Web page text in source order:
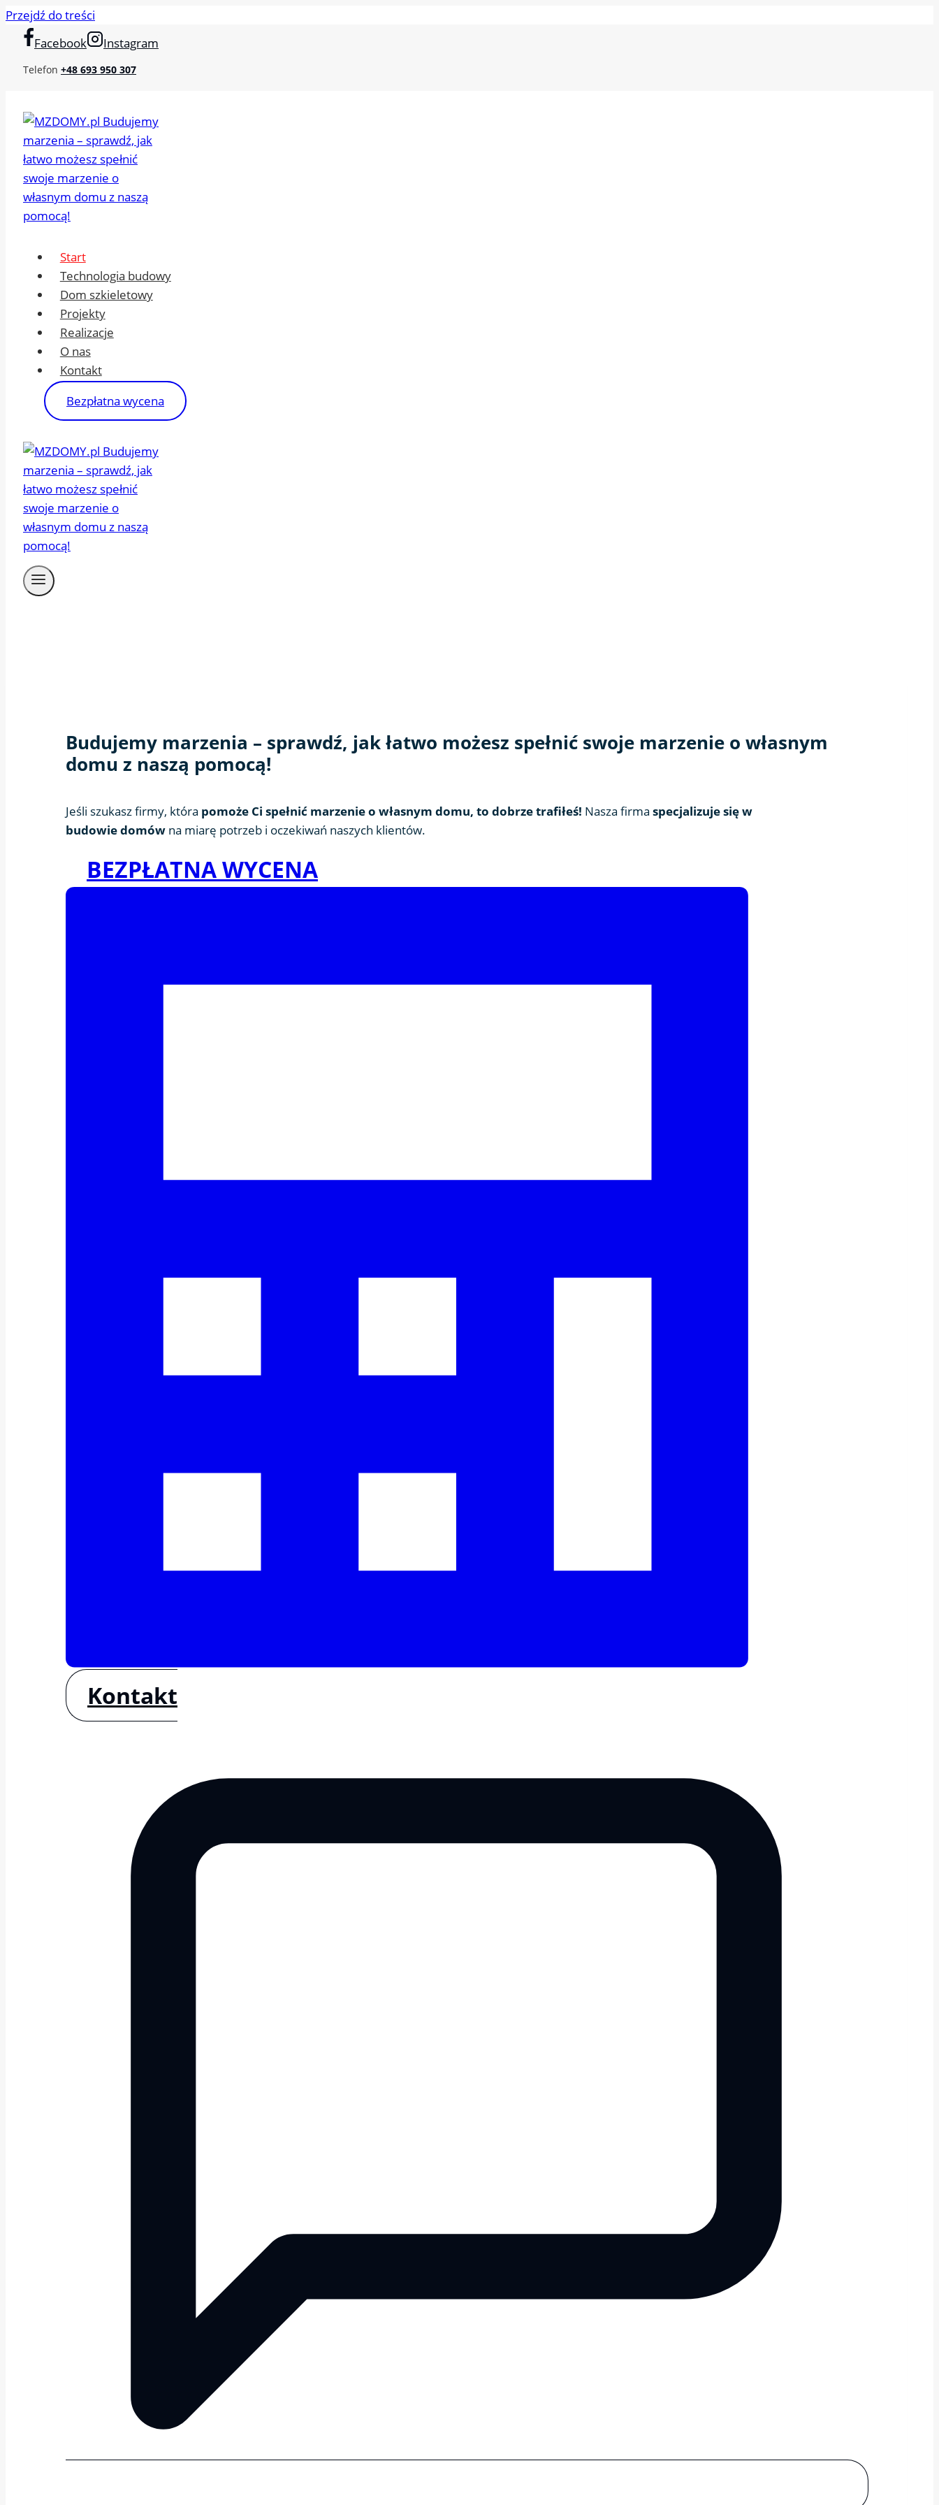
Przejdź do treści
Facebook
Instagram
Telefon +48 693 950 307
Start
Technologia budowy
Dom szkieletowy
Projekty
Realizacje
O nas
Kontakt
Bezpłatna wycena
Budujemy marzenia – sprawdź, jak łatwo możesz spełnić swoje marzenie o własnym
domu z naszą pomocą!
Jeśli szukasz firmy, która pomoże Ci spełnić marzenie o własnym domu, to dobrze trafiłeś! Nasza firma specjalizuje się w
budowie domów na miarę potrzeb i oczekiwań naszych klientów.
BEZPŁATNA WYCENA
Kontakt